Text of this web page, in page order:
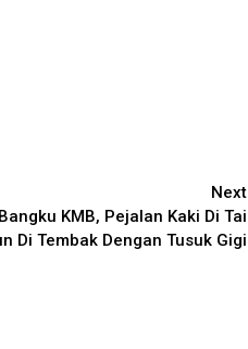
Next
KMB, Pejalan Kaki Di Tai
Di Tembak Dengan Tusuk Gigi